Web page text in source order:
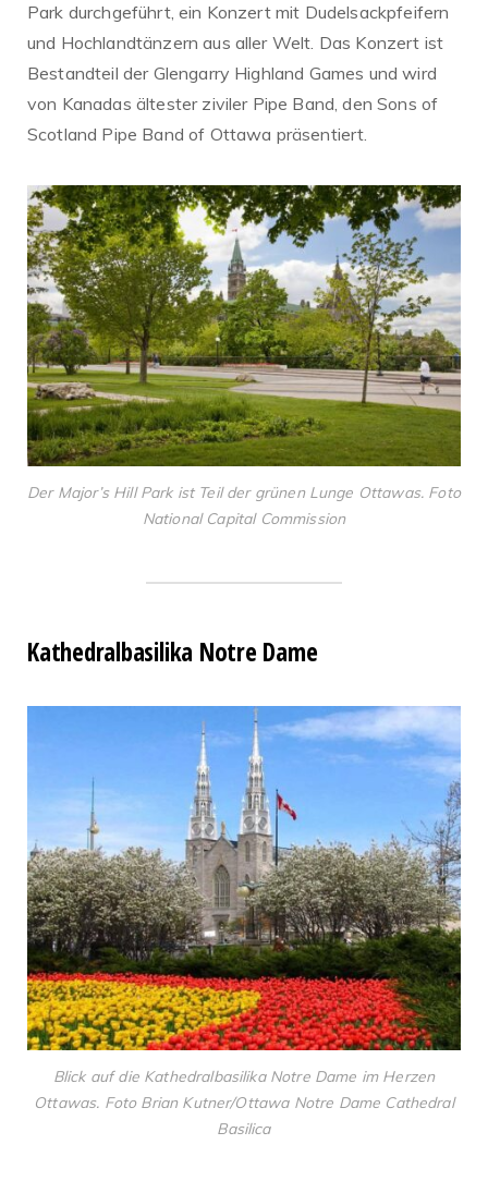
Park durchgeführt, ein Konzert mit Dudelsackpfeifern
und Hochlandtänzern aus aller Welt. Das Konzert ist
Bestandteil der Glengarry Highland Games und wird
von Kanadas ältester ziviler Pipe Band, den Sons of
Scotland Pipe Band of Ottawa präsentiert.
Der Major’s Hill Park ist Teil der grünen Lunge Ottawas. Foto
National Capital Commission
Kathedralbasilika Notre Dame
Blick auf die Kathedralbasilika Notre Dame im Herzen
Ottawas. Foto Brian Kutner/Ottawa Notre Dame Cathedral
Basilica